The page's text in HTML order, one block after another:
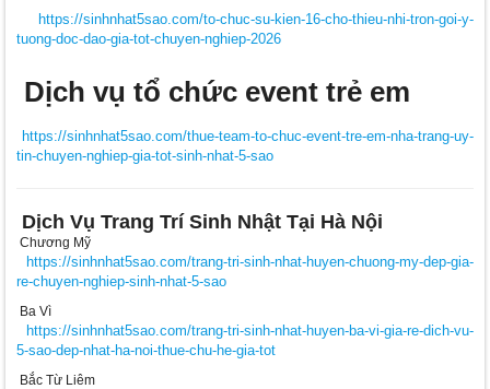
https://sinhnhat5sao.com/to-chuc-su-kien-16-cho-thieu-nhi-tron-goi-y-
tuong-doc-dao-gia-tot-chuyen-nghiep-2026
Dịch vụ tổ chức event trẻ em
https://sinhnhat5sao.com/thue-team-to-chuc-event-tre-em-nha-trang-uy-
tin-chuyen-nghiep-gia-tot-sinh-nhat-5-sao
Dịch Vụ Trang Trí Sinh Nhật Tại Hà Nội
Chương Mỹ
https://sinhnhat5sao.com/trang-tri-sinh-nhat-huyen-chuong-my-dep-gia-
re-chuyen-nghiep-sinh-nhat-5-sao
Ba Vì
https://sinhnhat5sao.com/trang-tri-sinh-nhat-huyen-ba-vi-gia-re-dich-vu-
5-sao-dep-nhat-ha-noi-thue-chu-he-gia-tot
Bắc Từ Liêm